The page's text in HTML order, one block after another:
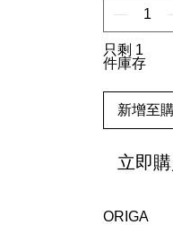
只剩 1
件庫存
新增至購
立即購
ORIGA